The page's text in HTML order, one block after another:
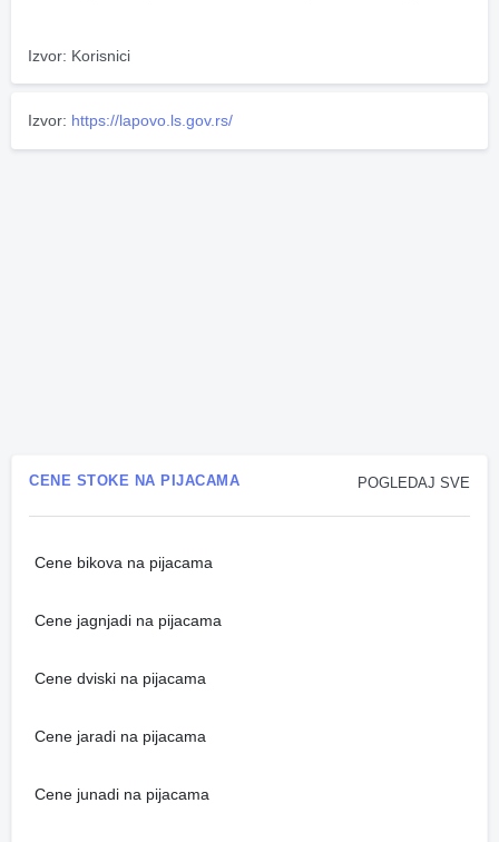
Izvor: Korisnici
Izvor: https://lapovo.ls.gov.rs/
POGLEDAJ SVE
CENE STOKE NA PIJACAMA
Cene bikova na pijacama
Cene jagnjadi na pijacama
Cene dviski na pijacama
Cene jaradi na pijacama
Cene junadi na pijacama